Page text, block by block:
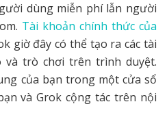
dùng miễn phí lẫn người
Tài khoản chính thức của
giờ đây có thể tạo ra các tài
và trò chơi trên trình duyệt.
của bạn trong một cửa sổ
và Grok cộng tác trên nội